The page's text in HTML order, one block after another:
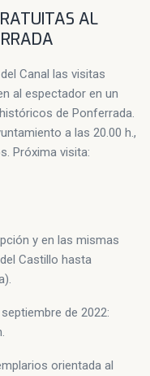
AL
Canal las visitas
al espectador en un
de Ponferrada.
a las 20.00 h.,
Próxima visita:
y en las mismas
Castillo hasta
de 2022:
orientada al